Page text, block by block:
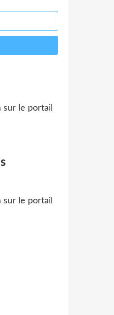
sur le portail
sur le portail